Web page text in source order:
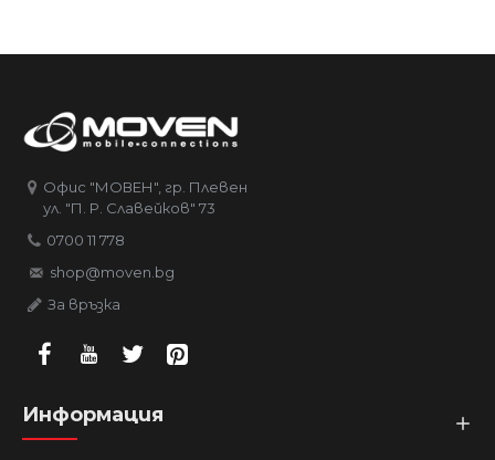
Офис "МОВЕН", гр. Плевен
ул. "П. Р. Славейков" 73
0700 11 778
shop@moven.bg
За връзка
Информация